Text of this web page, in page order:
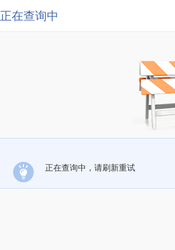
正在查询中
正在查询中，请刷新重试